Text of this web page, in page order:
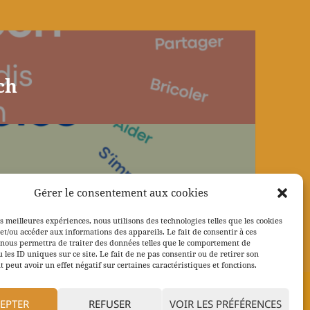
Gérer le consentement aux cookies
meilleures expériences, nous utilisons des technologies telles que les cookies
ou accéder aux informations des appareils. Le fait de consentir à ces
permettra de traiter des données telles que le comportement de
les ID uniques sur ce site. Le fait de ne pas consentir ou de retirer son
peut avoir un effet négatif sur certaines caractéristiques et fonctions.
REFUSER VOIR LES PRÉFÉRENCES